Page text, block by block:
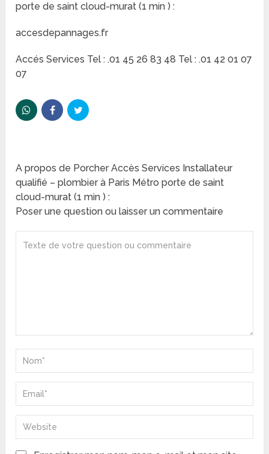
porte de saint cloud-murat (1 min ) :
accesdepannages.fr
Accés Services Tel : .01 45 26 83 48 Tel : .01 42 01 07
07
A propos de Porcher Accès Services Installateur
qualifié – plombier à Paris Métro porte de saint
cloud-murat (1 min ) :
Poser une question ou laisser un commentaire